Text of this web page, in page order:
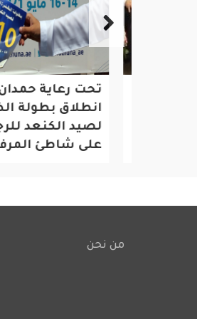
تحت رعاية حمدان
انطلاق بطولة
لصيد الكنعد
على شاطئ المرفأ
Footer
من نحن